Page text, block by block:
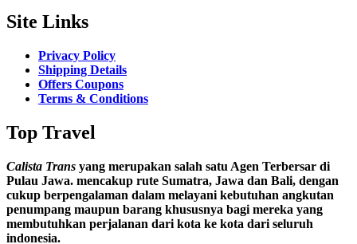
Site Links
Privacy Policy
Shipping Details
Offers Coupons
Terms & Conditions
Top Travel
Calista Trans yang merupakan salah satu Agen Terbersar di
Pulau Jawa. mencakup rute Sumatra, Jawa dan Bali, dengan
cukup berpengalaman dalam melayani kebutuhan angkutan
penumpang maupun barang khususnya bagi mereka yang
membutuhkan perjalanan dari kota ke kota dari seluruh
indonesia.